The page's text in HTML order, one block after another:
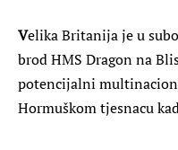
Velika Britanija je u
brod HMS Dragon na
potencijalni
Hormuškom tjesnacu